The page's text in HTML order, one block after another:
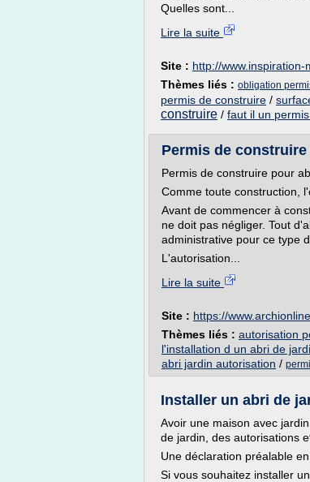
Quelles sont...
Lire la suite
Site : http://www.inspiration-
Thèmes liés : obligation
permis de construire /
construire / faut il un
Permis de
Permis de construire pour
Comme toute construction,
Avant de commencer à
ne doit pas négliger. Tout
administrative pour ce type
L'autorisation...
Lire la suite
Site : https://
Thèmes liés : autorisation
l'installation d un abri de
abri jardin autorisation /
Installer un abri de
Avoir une maison avec
de jardin, des autorisations
Une déclaration préalable
Si vous souhaitez installer